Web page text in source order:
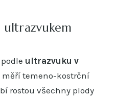
ultrazvuku v
měří temeno-kostrční
rostou všechny plody